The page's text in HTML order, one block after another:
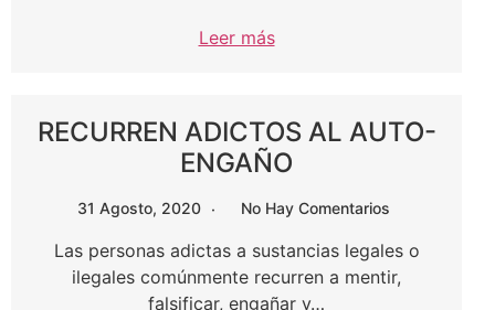
Leer más
RECURREN ADICTOS AL AUTO-
ENGAÑO
31 Agosto, 2020 No Hay Comentarios
Las personas adictas a sustancias legales o
ilegales comúnmente recurren a mentir,
falsificar, engañar y…